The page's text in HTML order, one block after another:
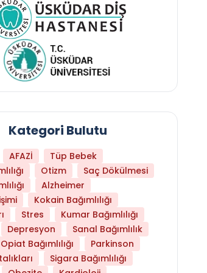
Tüketmek Yaşlanmayı
Kategori Bulutu
AFAZİ
Tüp Bebek
Otizm
Saç Dökülmesi
Alzheimer
Kokain Bağımlılığı
Stres
Kumar Bağımlılığı
Depresyon
Sanal Bağımlılık
Opiat Bağımlılığı
Parkinson
Sigara Bağımlılığı